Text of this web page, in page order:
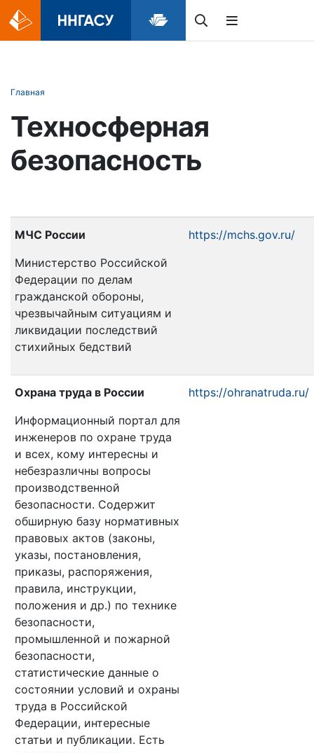
Главная
Техносферная
безопасность
МЧС России
Министерство Российской
Федерации по делам
гражданской обороны,
чрезвычайным ситуациям и
ликвидации последствий
стихийных бедствий
https://mchs.gov.ru/
Охрана труда в России
Информационный портал для
инженеров по охране труда
и всех, кому интересны и
небезразличны вопросы
производственной
безопасности. Содержит
обширную базу нормативных
правовых актов (законы,
указы, постановления,
приказы, распоряжения,
правила, инструкции,
положения и др.) по технике
безопасности,
промышленной и пожарной
безопасности,
статистические данные о
состоянии условий и охраны
труда в Российской
Федерации, интересные
статьи и публикации. Есть
https://ohranatruda.ru/